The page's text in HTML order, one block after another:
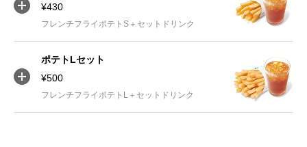
¥430
フレンチフライポテトS＋セットドリンク
ポテトLセット
¥500
フレンチフライポテトL＋セットドリンク